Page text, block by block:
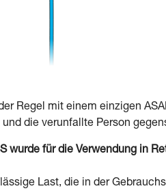
Regel mit einem einzigen
die verunfallte Person
wurde für die Verwendung in
Last, die in der